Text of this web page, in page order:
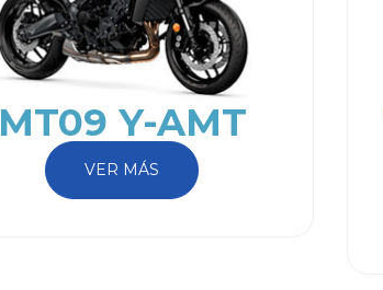
MT09 Y-AMT
VER MÁS